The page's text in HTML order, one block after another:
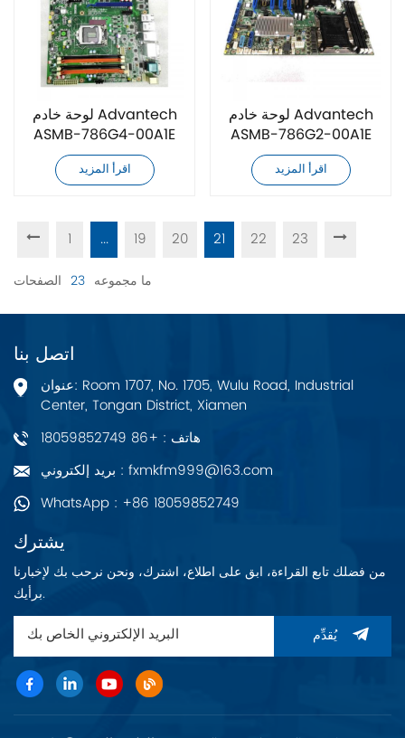
لوحة خادم Advantech
ASMB-786G4-00A1E
جديدة كليًا
اقرأ المزيد
لوحة خادم Advantech
ASMB-786G2-00A1E
جديدة كليًا
اقرأ المزيد
1 ... 19 20 21 22 23
ما مجموعه 23 الصفحات
اتصل بنا
عنوان: Room 1707, No. 1705, Wulu Road, Industrial
Center, Tongan District, Xiamen
هاتف : +86 18059852749
بريد إلكتروني : fxmkfm999@163.com
WhatsApp : +86 18059852749
يشترك
من فضلك تابع القراءة، ابق على اطلاع، اشترك، ونحن نرحب بك لإخبارنا
برأيك.
يُقدِّم